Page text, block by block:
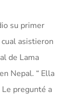
su primer
asistieron
de Lama
Nepal. “ Ella
pregunté a